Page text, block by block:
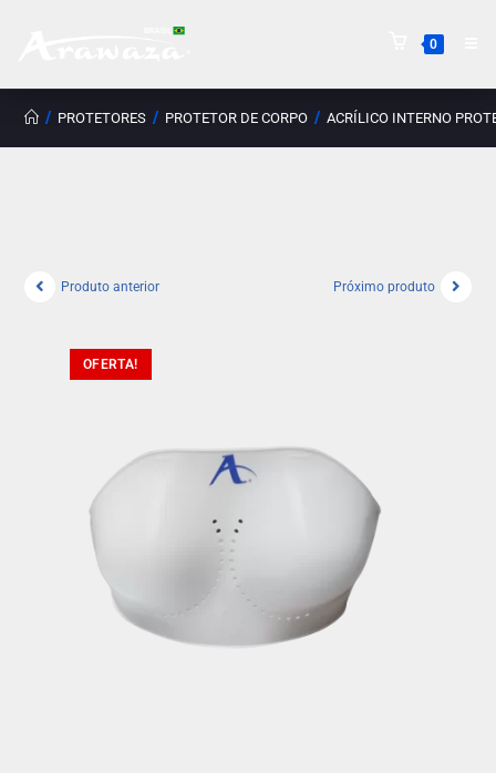
0
/ PROTETORES / PROTETOR DE CORPO / ACRÍLICO INTERNO
OFERTA!
Produto anterior Próximo produto